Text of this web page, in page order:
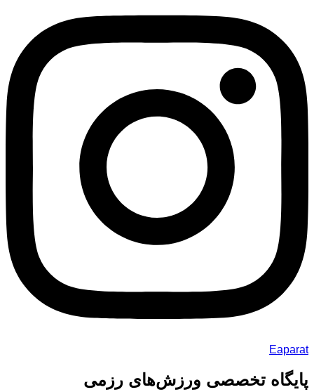
Eaparat
پایگاه تخصصی ورزش‌های رزمی